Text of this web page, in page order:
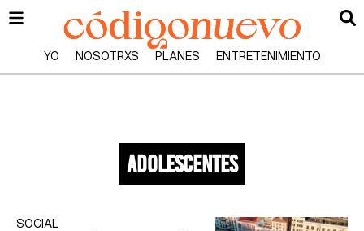
YO NOSOTRXS PLANES ENTRETENIMIENTO
adolescentes
SOCIAL